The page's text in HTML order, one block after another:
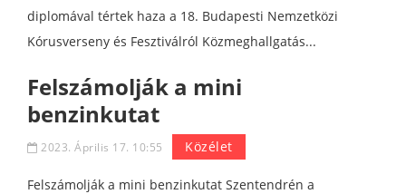
diplomával tértek haza a 18. Budapesti Nemzetközi
Kórusverseny és Fesztiválról Közmeghallgatás...
Felszámolják a mini
benzinkutat
2023. Április 17. 10:55 Közélet
Felszámolják a mini benzinkutat Szentendrén a